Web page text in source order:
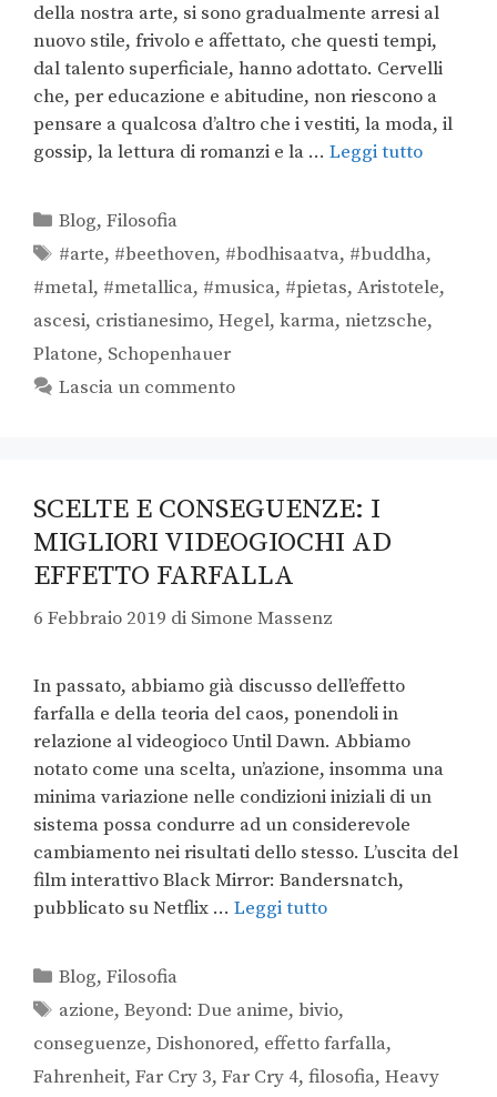
della nostra arte, si sono gradualmente arresi al
nuovo stile, frivolo e affettato, che questi tempi,
dal talento superficiale, hanno adottato. Cervelli
che, per educazione e abitudine, non riescono a
pensare a qualcosa d’altro che i vestiti, la moda, il
gossip, la lettura di romanzi e la … Leggi tutto
Blog,Filosofia
#arte, #beethoven, #bodhisaatva, #buddha,
#metal, #metallica, #musica, #pietas, Aristotele,
ascesi, cristianesimo, Hegel, karma, nietzsche,
Platone, Schopenhauer
Lascia un commento
SCELTE E CONSEGUENZE: I
MIGLIORI VIDEOGIOCHI AD
EFFETTO FARFALLA
6 Febbraio 2019 di Simone Massenz
In passato, abbiamo già discusso dell’effetto
farfalla e della teoria del caos, ponendoli in
relazione al videogioco Until Dawn. Abbiamo
notato come una scelta, un’azione, insomma una
minima variazione nelle condizioni iniziali di un
sistema possa condurre ad un considerevole
cambiamento nei risultati dello stesso. L’uscita del
film interattivo Black Mirror: Bandersnatch,
pubblicato su Netflix … Leggi tutto
Blog,Filosofia
azione,Beyond: Due anime,bivio,
conseguenze, Dishonored, effetto farfalla,
Fahrenheit, Far Cry 3, Far Cry 4, filosofia, Heavy